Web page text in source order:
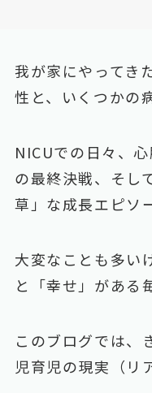
我が家にやってき
性と、いくつかの
NICUでの日々、
の最終決戦、そし
草」な成長エピソ
大変なことも多い
と「幸せ」がある
このブログでは、
児育児の現実（リ